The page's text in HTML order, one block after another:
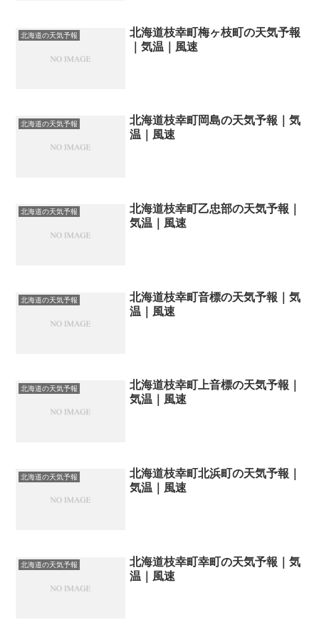
北海道の天気予報
北海道枝幸町梅ヶ枝町の天気予報
｜気温｜風速
北海道の天気予報
北海道枝幸町岡島の天気予報｜気
温｜風速
北海道の天気予報
北海道枝幸町乙忠部の天気予報｜
気温｜風速
北海道の天気予報
北海道枝幸町音標の天気予報｜気
温｜風速
北海道の天気予報
北海道枝幸町上音標の天気予報｜
気温｜風速
北海道の天気予報
北海道枝幸町北浜町の天気予報｜
気温｜風速
北海道の天気予報
北海道枝幸町幸町の天気予報｜気
温｜風速